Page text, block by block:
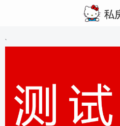
`